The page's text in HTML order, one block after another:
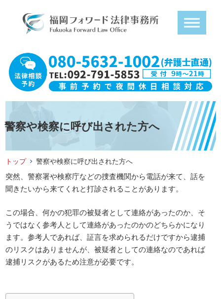
警察や検察に呼び出された方へ
トップ 警察や検察に呼び出された方へ
突然、警察署や検察庁などの捜査機関から電話が来て、話を
聞きたいから来てくれと打診されることがあります。
この場合、何かの犯罪の被疑者として連絡があったのか、そ
うではなく参考人として連絡があったのかのどちらかになり
ます。参考人であれば、証言を求められるだけですから逮捕
のリスクはありませんが、被疑者としての連絡なのであれば
逮捕リスクがあるため注意が必要です。